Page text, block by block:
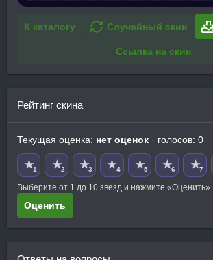
К каталогу Случайный скин
Ссылка на скин
Рейтинг скина
Текущая оценка: нет оценок · голосов: 0
★1 ★2 ★3 ★4 ★5 ★6 ★7
Выберите от 1 до 10 звезд и нажмите «Оценить».
Оценить